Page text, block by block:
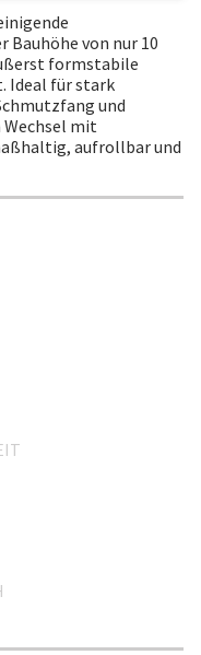
von nur 10
formstabile
Ideal für stark
und
mit
aufrollbar und